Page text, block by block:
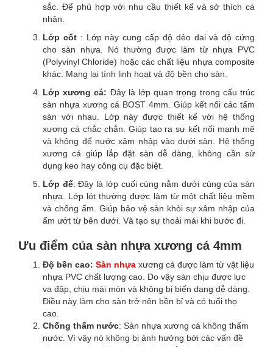
sắc. Để phù hợp với nhu cầu thiết kế và sở thích cá
nhân.
Lớp cốt: Lớp này cung cấp độ dẻo dai và độ cứng
cho sàn nhựa. Nó thường được làm từ nhựa PVC
(Polyvinyl Chloride) hoặc các chất liệu nhựa composite
khác. Mang lại tính linh hoạt và độ bền cho sàn.
Lớp xương cá: Đây là lớp quan trọng trong cấu trúc
sàn nhựa xương cá BOST 4mm. Giúp kết nối các tấm
sàn với nhau. Lớp này được thiết kế với hệ thống
xương cá chắc chắn. Giúp tạo ra sự kết nối mạnh mẽ
và không để nước xâm nhập vào dưới sàn. Hệ thống
xương cá giúp lắp đặt sàn dễ dàng, không cần sử
dụng keo hay công cụ đặc biệt.
Lớp đế: Đây là lớp cuối cùng nằm dưới cùng của sàn
nhựa. Lớp lót thường được làm từ một chất liệu mềm
và chống ẩm. Giúp bảo vệ sàn khỏi sự xâm nhập của
ẩm ướt từ bên dưới. Và tạo sự thoải mái khi bước đi.
Ưu điểm của sàn nhựa xương cá 4mm
Độ bền cao: Sàn nhựa xương cá được làm từ vật liệu
nhựa PVC chất lượng cao. Do vậy sàn chịu được lực
va đập, chịu mài mòn và không bị biến dạng dễ dàng.
Điều này làm cho sàn trở nên bền bỉ và có tuổi thọ
cao.
Chống thấm nước: Sàn nhựa xương cá không thấm
nước. Vì vậy nó không bị ảnh hưởng bởi các vấn đề